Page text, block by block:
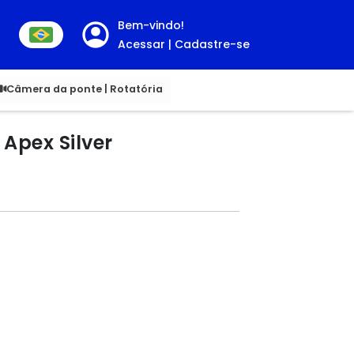
Bem-vindo!
Acessar | Cadastre-se
Câmera da ponte | Rotatória
Silver